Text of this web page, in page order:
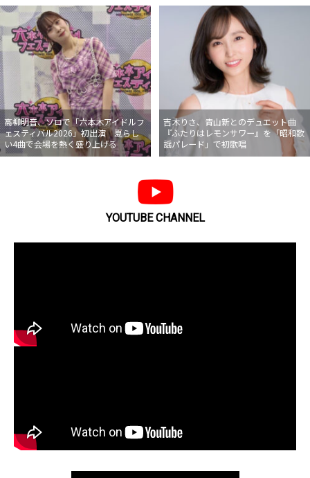
高柳明音、ソロで「六本木アイドルフ
ェスティバル2026」初出演 夏らし
い4曲で会場を熱く盛り上げる
吉木りさ、青山新とのデュエット曲
『ふたりはレモンサワー』を「昭和歌
謡パレード」で初歌唱
YOUTUBE CHANNEL